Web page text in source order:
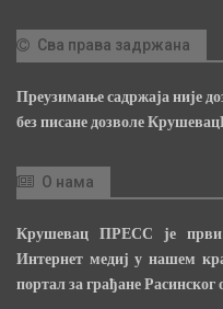
Сва права задржана
Преузимање садржаја није
без писане дозволе
О нама
Крушевац ПРЕСС је први
Интернет медиј у нашем
портал за грађане Расинског